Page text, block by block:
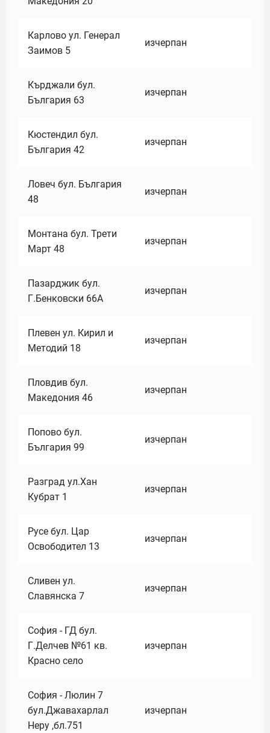
Карлово ул. Генерал
Заимов 5
изчерпан
Кърджали бул.
България 63
изчерпан
Кюстендил бул.
България 42
изчерпан
Ловеч бул. България
48
изчерпан
Монтана бул. Трети
Март 48
изчерпан
Пазарджик бул.
Г.Бенковски 66А
изчерпан
Плевен ул. Кирил и
Методий 18
изчерпан
Пловдив бул.
Македония 46
изчерпан
Попово бул.
България 99
изчерпан
Разград ул.Хан
Кубрат 1
изчерпан
Русе бул. Цар
Освободител 13
изчерпан
Сливен ул.
Славянска 7
изчерпан
София - ГД бул.
Г.Делчев №61 кв.
Красно село
изчерпан
София - Люлин 7
бул.Джавахарлал
Неру ,бл.751
изчерпан